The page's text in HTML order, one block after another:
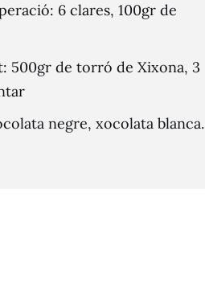
6 clares, 100gr de
500gr de torró de Xixona, 3
negre, xocolata blanca.